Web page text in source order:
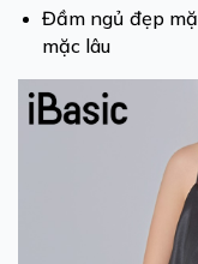
Đầm ngủ đẹp
mặc lâu